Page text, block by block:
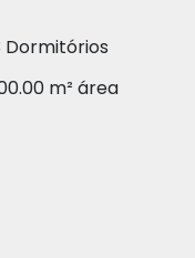
Dormitórios
m² área